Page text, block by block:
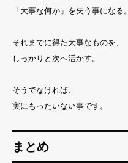
「大事な何か」を失う事になる。
それまでに得た大事なものを、
しっかりと次へ活かす。
そうでなければ、
実にもったいない事です。
まとめ